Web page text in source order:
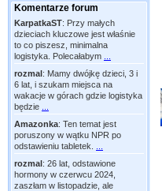
Komentarze forum
KarpatkaST: Przy małych
dzieciach kluczowe jest właśnie
to co piszesz, minimalna
logistyka. Polecałabym
rozmal: Mamy dwójkę dzieci, 3 i
6 lat, i szukam miejsca na
wakacje w górach gdzie logistyka
będzie
Amazonka: Ten temat jest
poruszony w wątku NPR po
odstawieniu tabletek.
rozmal: 26 lat, odstawione
hormony w czerwcu 2024,
zaszłam w listopadzie, ale